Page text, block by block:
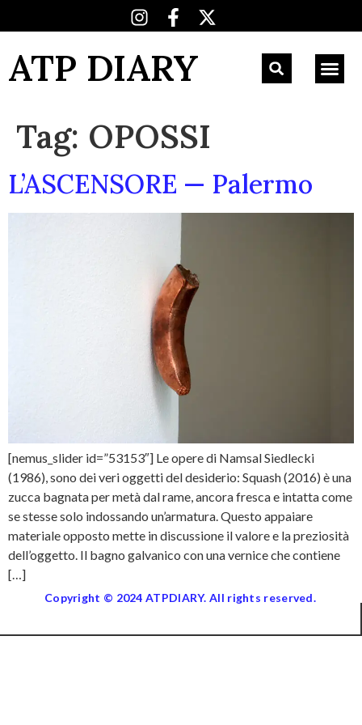
ATP DIARY
Tag: OPOSSI
L’ASCENSORE — Palermo
[nemus_slider id=”53153″] Le opere di Namsal Siedlecki
(1986), sono dei veri oggetti del desiderio: Squash (2016) è una
zucca bagnata per metà dal rame, ancora fresca e intatta come
se stesse solo indossando un’armatura. Questo appaiare
materiale opposto mette in discussione il valore e la preziosità
dell’oggetto. Il bagno galvanico con una vernice che contiene
[…]
Copyright © 2024 ATPDIARY. All rights reserved.